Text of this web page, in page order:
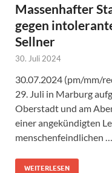
Massenhafter
gegen
Sellner
30. Juli 2024
30.07.2024 (pm/mm/
29. Juli in Marburg
Oberstadt und am
einer angekündigten
menschenfeindlichen …
WEITERLESEN